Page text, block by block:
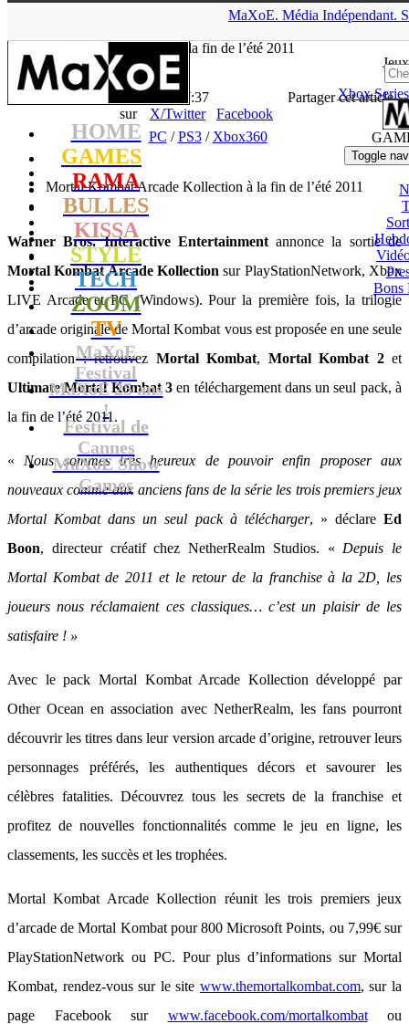
MaXoE. Média Indépendant.
HOME
GAMES
RAMA
BULLES
KISSA
STYLE
TECH
ZOOM
TV
MaXoE
Festival
MaXoE 25 ans
!
Festival de
Cannes
MaXoE Show
Games
Jeux
Xbox
Toggle
Bons
Kollection à la fin de l’été 2011
- 13.05.11, 17:37
Partager cet article
sur
X/Twitter
Facebook
PC /PS3/ Xbox360
Mortal Kombat Arcade Kollection à la fin de l’été 2011
Warner Bros. Interactive Entertainmentannonce la sortie de
Mortal Kombat Arcade Kollection sur PlayStationNetwork, Xbox
LIVE Arcade et PC (Windows). Pour la première fois, la trilogie
d’arcade originale de Mortal Kombat vous est proposée en une seule
compilation : retrouvez Mortal Kombat, Mortal Kombat 2et
Ultimate Mortal Kombat 3en téléchargement dans un seul pack, à
la fin de l’été 2011.
« Nous sommes très heureux de pouvoir enfin proposer aux
nouveaux comme aux anciens fans de la série les trois premiers jeux
Mortal Kombat dans un seul pack à télécharger, » déclareEd
Boon, directeur créatif chez NetherRealm Studios. « Depuis le
Mortal Kombat de 2011 et le retour de la franchise à la 2D, les
joueurs nous réclamaient ces classiques… c’est un plaisir de les
satisfaire ! »
Avec le pack Mortal Kombat Arcade Kollection développé par
Other Ocean en association avec NetherRealm, les fans pourront
découvrir les titres dans leur version arcade d’origine, retrouver leurs
personnages préférés, les authentiques décors et savourer les
célèbres fatalities. Découvrez tous les secrets de la franchise et
profitez de nouvelles fonctionnalités comme le jeu en ligne, les
classements, les succès et les trophées.
Mortal Kombat Arcade Kollection réunit les trois premiers jeux
d’arcade de Mortal Kombat pour 800 Microsoft Points, ou 7,99€ sur
PlayStationNetwork ou PC. Pour plus d’informations sur Mortal
Kombat, rendez-vous sur le site www.themortalkombat.com, sur la
page Facebook sur www.facebook.com/mortalkombatou